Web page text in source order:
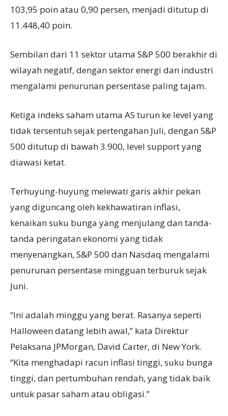
103,95 poin atau 0,90 persen, menjadi ditutup di
11.448,40 poin.
Sembilan dari 11 sektor utama S&P 500 berakhir di
wilayah negatif, dengan sektor energi dan industri
mengalami penurunan persentase paling tajam.
Ketiga indeks saham utama AS turun ke level yang
tidak tersentuh sejak pertengahan Juli, dengan S&P
500 ditutup di bawah 3.900, level support yang
diawasi ketat.
Terhuyung-huyung melewati garis akhir pekan
yang diguncang oleh kekhawatiran inflasi,
kenaikan suku bunga yang menjulang dan tanda-
tanda peringatan ekonomi yang tidak
menyenangkan, S&P 500 dan Nasdaq mengalami
penurunan persentase mingguan terburuk sejak
Juni.
“Ini adalah minggu yang berat. Rasanya seperti
Halloween datang lebih awal,” kata Direktur
Pelaksana JPMorgan, David Carter, di New York.
“Kita menghadapi racun inflasi tinggi, suku bunga
tinggi, dan pertumbuhan rendah, yang tidak baik
untuk pasar saham atau obligasi.”